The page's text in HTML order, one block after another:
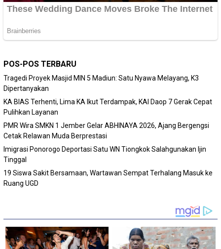
POS-POS TERBARU
Tragedi Proyek Masjid MIN 5 Madiun: Satu Nyawa Melayang, K3
Dipertanyakan
KA BIAS Terhenti, Lima KA Ikut Terdampak, KAI Daop 7 Gerak Cepat
Pulihkan Layanan
PMR Wira SMKN 1 Jember Gelar ABHINAYA 2026, Ajang Bergengsi
Cetak Relawan Muda Berprestasi
Imigrasi Ponorogo Deportasi Satu WN Tiongkok Salahgunakan Ijin
Tinggal
19 Siswa Sakit Bersamaan, Wartawan Sempat Terhalang Masuk ke
Ruang UGD